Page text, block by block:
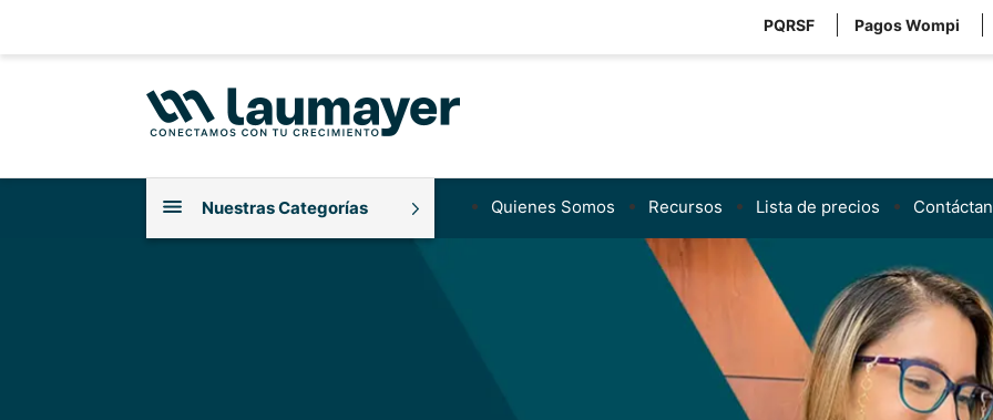
PQRSF Pagos Wompi
Nuestras Categorías Quienes Somos Recursos Lista de precios